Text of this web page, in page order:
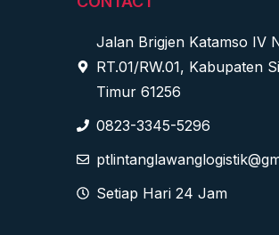
Jalan Brigjen Katamso IV
RT.01/RW.01, Kabupaten
Timur 61256
0823-3345-5296
Setiap Hari 24 Jam